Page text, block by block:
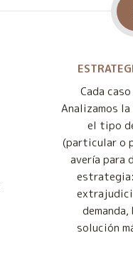
Cada
Analizamos
el tipo
(particular o
avería para
solución